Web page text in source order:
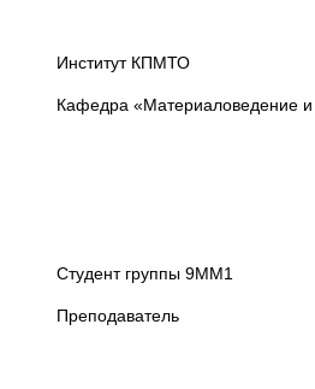
Институт КПМТО
Кафедра «Материаловедение и
Студент